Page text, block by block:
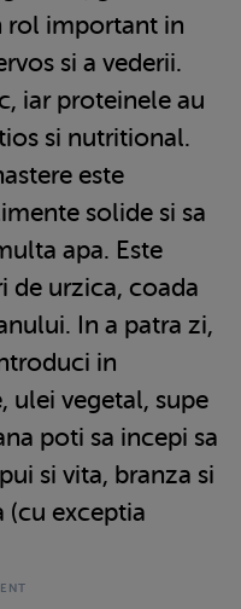
rol important in
si a vederii.
iar proteinele au
si nutritional.
este
solide si sa
apa. Este
de urzica, coada
In a patra zi,
in
ulei vegetal, supe
poti sa incepi sa
si vita, branza si
(cu exceptia